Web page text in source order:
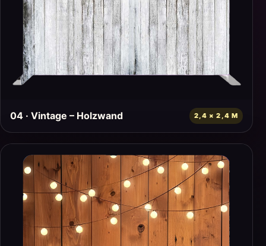
04 · Vintage – Holzwand 2,4 × 2,4 M